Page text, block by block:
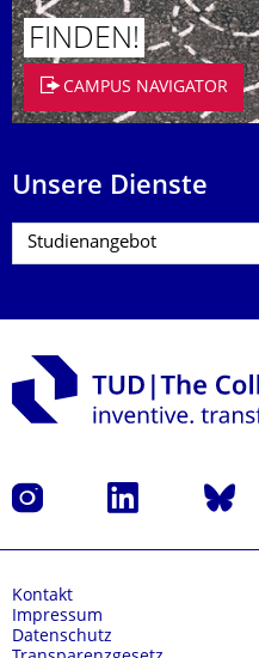
FINDEN!
CAMPUS NAVIGATOR
Unsere Dienste
Instagram LinkedIn Bluesky
Kontakt
Impressum
Datenschutz